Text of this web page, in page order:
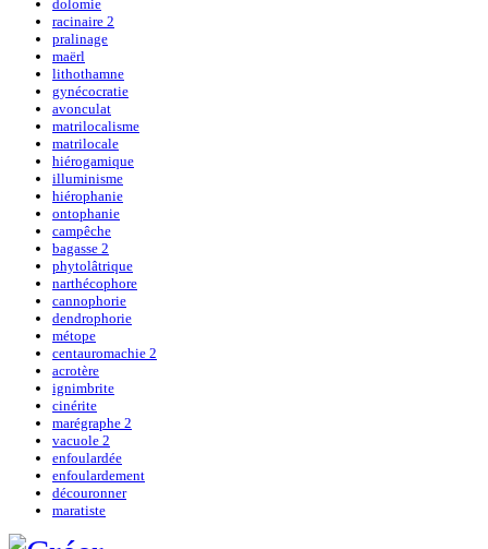
dolomie
racinaire 2
pralinage
maërl
lithothamne
gynécocratie
avonculat
matrilocalisme
matrilocale
hiérogamique
illuminisme
hiérophanie
ontophanie
campêche
bagasse 2
phytolâtrique
narthécophore
cannophorie
dendrophorie
métope
centauromachie 2
acrotère
ignimbrite
cinérite
marégraphe 2
vacuole 2
enfoulardée
enfoulardement
découronner
maratiste